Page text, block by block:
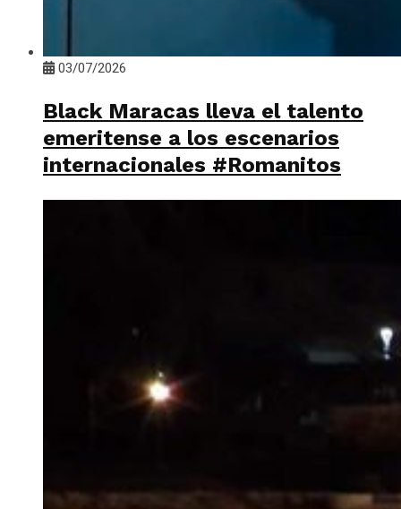
03/07/2026
Black Maracas lleva el talento
emeritense a los escenarios
internacionales #Romanitos